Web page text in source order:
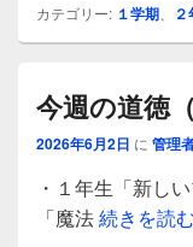
カテゴリー: １学期
今週の道徳
2026年6月2日 に 管理
・１年生「新し
「魔法続きを読む